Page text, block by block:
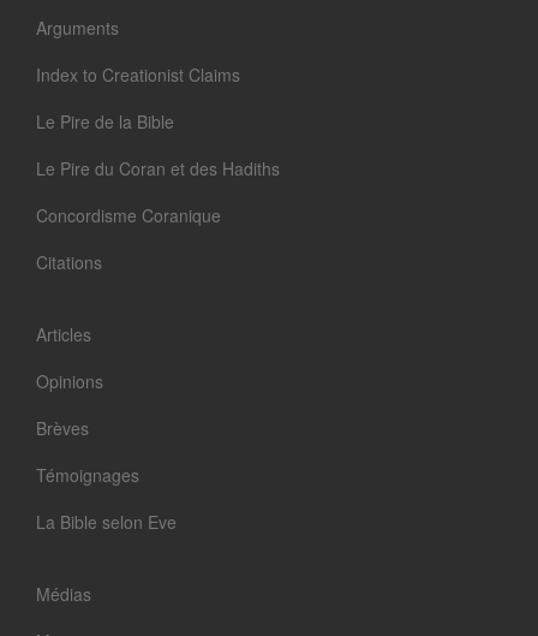
Arguments
Index to Creationist Claims
Le Pire de la Bible
Le Pire du Coran et des Hadiths
Concordisme Coranique
Citations
Articles
Opinions
Brèves
Témoignages
La Bible selon Eve
Médias